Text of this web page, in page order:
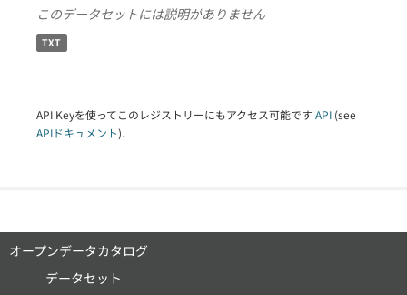
このデータセットには説明がありません
TXT
API Keyを使ってこのレジストリーにもアクセス可能です API (see
APIドキュメント).
オープンデータカタログ
データセット